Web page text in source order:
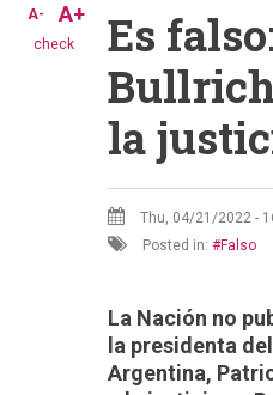
check
A- A+
Es
la
Thu, 04/21/2022 -
Posted in:
Falso
La Nación no
la presidenta
Argentina,